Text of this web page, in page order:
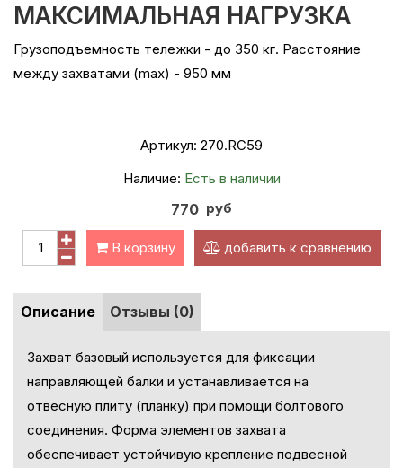
МАКСИМАЛЬНАЯ НАГРУЗКА
Грузоподъемность тележки - до 350 кг. Расстояние
между захватами (max) - 950 мм
Артикул: 270.RC59
Наличие: Есть в наличии
770 руб
В корзину добавить к сравнению
Описание Отзывы (0)
Захват базовый используется для фиксации
направляющей балки и устанавливается на
отвесную плиту (планку) при помощи болтового
соединения. Форма элементов захвата
обеспечивает устойчивую крепление подвесной